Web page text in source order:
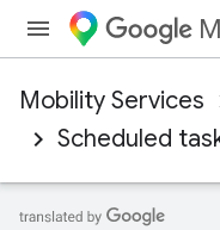
Mobility Services
Scheduled